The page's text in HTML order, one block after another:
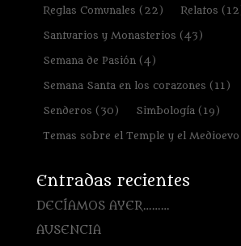
Reglas Comunales (22) Relatos
Santuarios y Monasterios (43)
Semana de Pasión (4)
Semana Santa en los corazones (11)
Senderos (30) Simbología (19)
Temas sobre el Temple y el Medioevo
Entradas recientes
DECÍAMOS AYER………
AUSENCIA